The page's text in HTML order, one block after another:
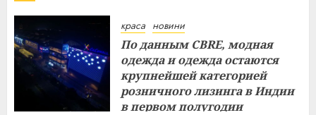
краса новини
По данным CBRE, модная
одежда и одежда остаются
крупнейшей категорией
розничного лизинга в Индии
в первом полугодии